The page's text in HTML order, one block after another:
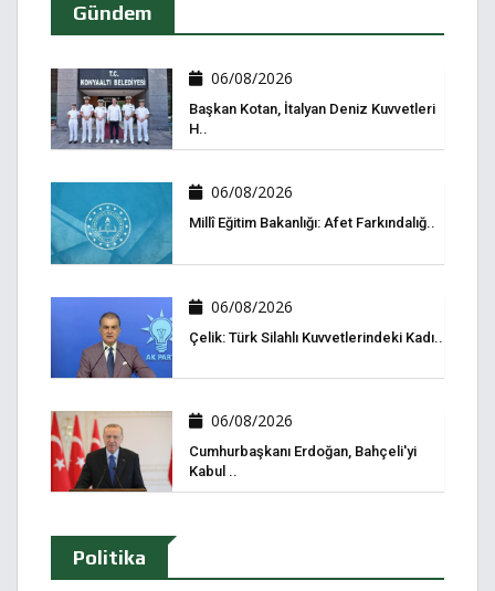
Gündem
06/08/2026
Başkan Kotan, İtalyan Deniz Kuvvetleri
H..
06/08/2026
Millî Eğitim Bakanlığı: Afet Farkındalığ..
06/08/2026
Çelik: Türk Silahlı Kuvvetlerindeki Kadı..
06/08/2026
Cumhurbaşkanı Erdoğan, Bahçeli'yi
Kabul ..
Politika